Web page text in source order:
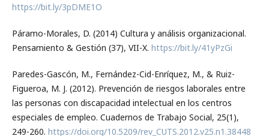
https://bit.ly/3pDME1O
Páramo-Morales, D. (2014) Cultura y análisis organizacional.
Pensamiento & Gestión (37), VII-X. https://bit.ly/41yPzGi
Paredes-Gascón, M., Fernández-Cid-Enríquez, M., & Ruiz-
Figueroa, M. J. (2012). Prevención de riesgos laborales entre
las personas con discapacidad intelectual en los centros
especiales de empleo. Cuadernos de Trabajo Social, 25(1),
249-260. https://doi.org/10.5209/rev_CUTS.2012.v25.n1.38448